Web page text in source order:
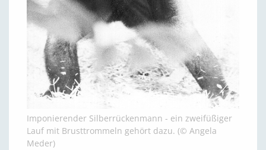
Imponierender Silberrückenmann - ein zweifüßiger
Lauf mit Brusttrommeln gehört dazu. (© Angela
Meder)